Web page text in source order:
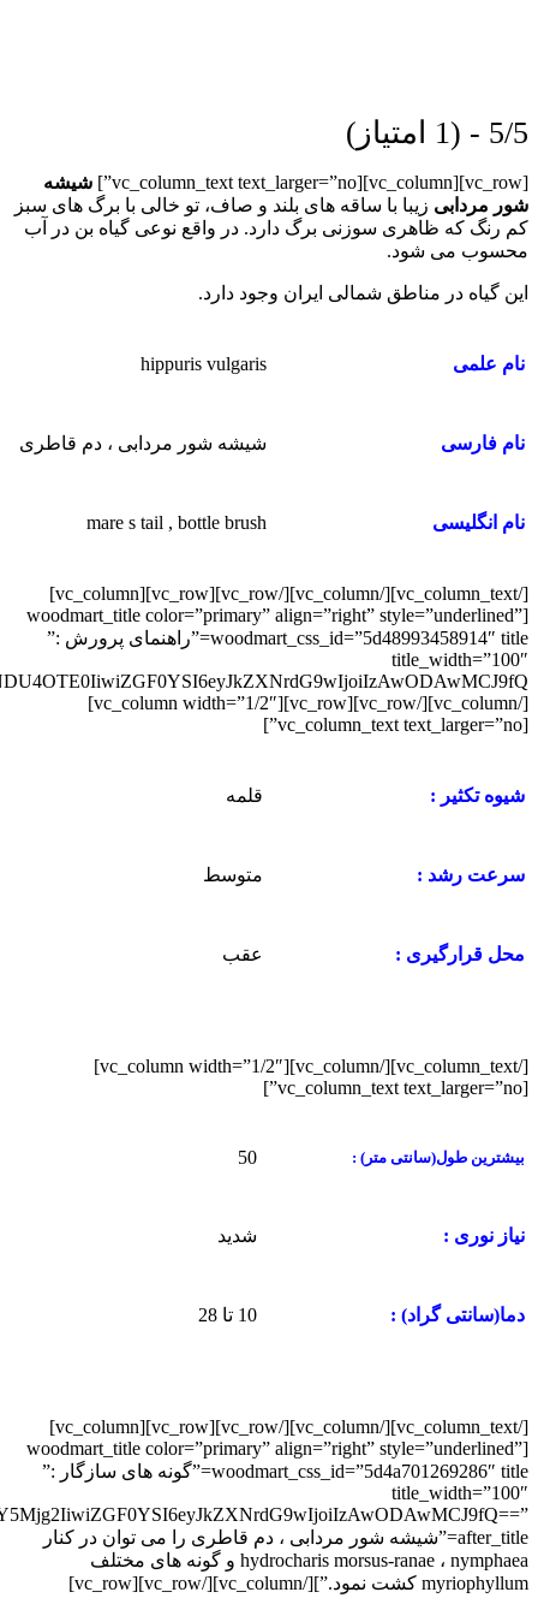
5/5 - (1 امتیاز)
[vc_row][vc_column][vc_column_text text_larger=”no”]
شیشه
شور مردابی زیبا با ساقه های بلند و صاف، تو خالی با برگ های سبز
کم رنگ که ظاهری سوزنی برگ دارد. در واقع نوعی گیاه بن در آب
محسوب می شود.
این گیاه در مناطق شمالی ایران وجود دارد.
نام علمی hippuris vulgaris
نام فارسی شیشه شور مردابی ، دم قاطری
نام انگلیسی mare s tail , bottle brush
[/vc_column_text][/vc_column][/vc_row][vc_row][vc_column]
[woodmart_title color=”primary” align=”right” style=”underlined”
woodmart_css_id=”5d48993458914″ title=”راهنمای پرورش :”
title_width=”100″
[/vc_column][/vc_row][vc_row][vc_column width=”1/2″]
[vc_column_text text_larger=”no”]
شیوه تکثیر : قلمه
سرعت رشد : متوسط
محل قرارگیری : عقب
[/vc_column_text][/vc_column][vc_column width=”1/2″]
[vc_column_text text_larger=”no”]
بیشترین طول(سانتی متر) : 50
نیاز نوری : شدید
دما(سانتی گراد) : 10 تا 28
[/vc_column_text][/vc_column][/vc_row][vc_row][vc_column]
[woodmart_title color=”primary” align=”right” style=”underlined”
woodmart_css_id=”5d4a701269286″ title=”گونه های سازگار :”
title_width=”100″
after_title=”شیشه شور مردابی ، دم قاطری را می توان در کنار
hydrocharis morsus-ranae ، nymphaea و گونه های مختلف
myriophyllum کشت نمود.”][/vc_column][/vc_row][vc_row]